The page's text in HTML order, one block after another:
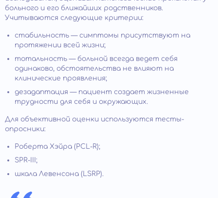
больного и его ближайших родственников.
Учитываются следующие критерии:
стабильность — симптомы присутствуют на
протяжении всей жизни;
тотальность — больной всегда ведет себя
одинаково, обстоятельства не влияют на
клинические проявления;
дезадаптация — пациент создает жизненные
трудности для себя и окружающих.
Для объективной оценки используются тесты-
опросники:
Роберта Хэйра (PCL-R);
SPR-III;
шкала Левенсона (LSRP).